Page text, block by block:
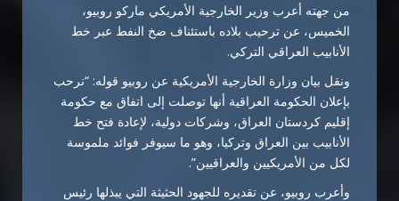
من جهته أعرب وزير الخارجية الأمريكي ماركو روبيو،
الخميس، عن ترحيب بلاده باستئناف ضخ النفط عبر خط
الأنابيب العراقي التركي.
ونقل بيان وزارة الخارجية الأمريكية عن روبيو قوله: “نرحب
بإعلان الحكومة العراقية أنها توصلت إلى اتفاق مع حكومة
إقليم كردستان العراق، وشركات دولية، لإعادة فتح خط
الأنابيب بين العراق وتركيا، وهو ما سيوفر فوائد ملموسة
لكل من الأمريكيين والعراقيين”.
وأعرب روبيو، عن تقديره للجهود الحثيثة التي يبذلها رئيس